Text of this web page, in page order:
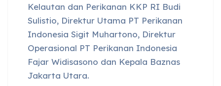
Kelautan dan Perikanan KKP RI Budi
Sulistio, Direktur Utama PT Perikanan
Indonesia Sigit Muhartono, Direktur
Operasional PT Perikanan Indonesia
Fajar Widisasono dan Kepala Baznas
Jakarta Utara.